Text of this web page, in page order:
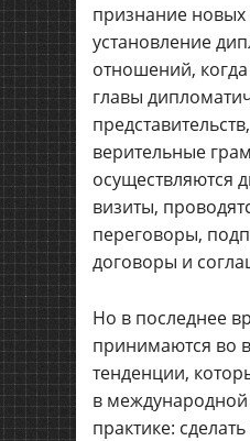
признание новых
установление
отношений,
главы
верительные
осуществляются
визиты,
переговоры,
договоры и
Но в последнее
принимаются во
тенденции,
в
практике: